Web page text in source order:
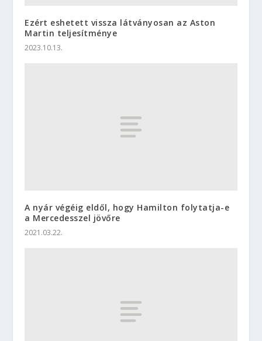
Ezért eshetett vissza látványosan az Aston
Martin teljesítménye
2023.10.13.
A nyár végéig eldől, hogy Hamilton folytatja-e
a Mercedesszel jövőre
2021.03.22.